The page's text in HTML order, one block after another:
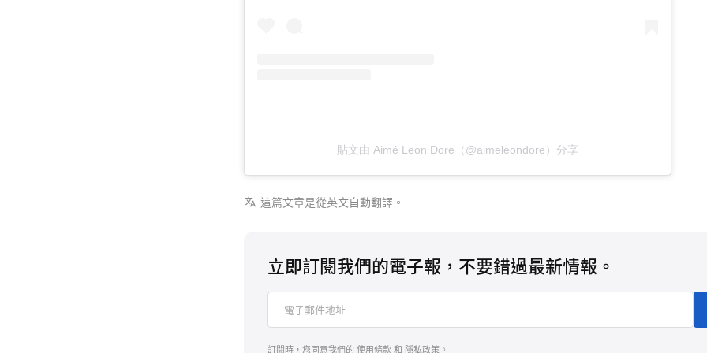
貼文由 Aimé Leon Dore（@aimeleondore）分享
這篇文章是從英文自動翻譯。
立即訂閱我們的電子報，不要錯過最新情報。
訂閱時，您同意我們的使用條款和 隱私政策 。